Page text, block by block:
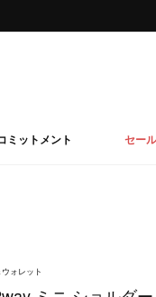
ミットメント セール
ォレット